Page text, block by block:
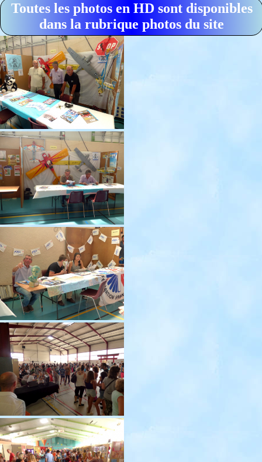
Toutes les photos en HD sont disponibles
dans la rubrique photos du site